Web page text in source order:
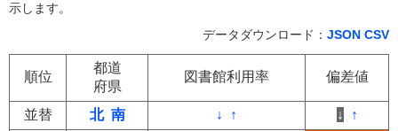
示します。
データダウンロード： JSON CSV
順位
都道
府県
図書館利用率 偏差値
並替 北 南 ↓ ↑ ↓
↑